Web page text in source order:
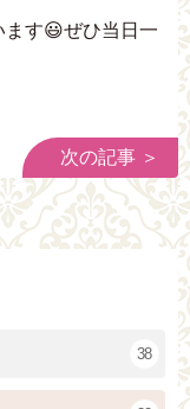
ます😃ぜひ当日一
次の記事 ＞
38